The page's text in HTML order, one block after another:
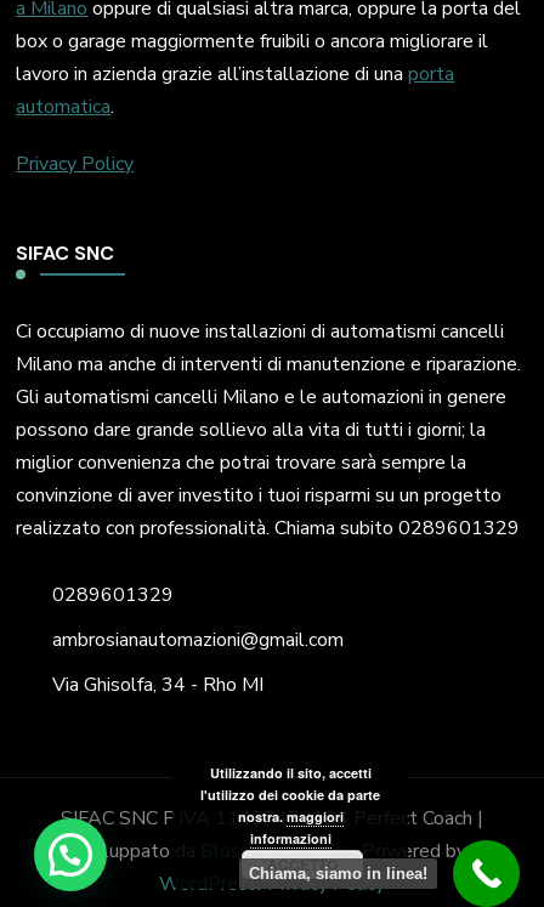
a Milano oppure di qualsiasi altra marca, oppure la porta del
box o garage maggiormente fruibili o ancora migliorare il
lavoro in azienda grazie all’installazione di unaporta
automatica.
Privacy Policy
SIFAC SNC
Ci occupiamo di nuove installazioni di automatismi cancelli
Milano ma anche di interventi di manutenzione e riparazione.
Gli automatismi cancelli Milano e le automazioni in genere
possono dare grande sollievo alla vita di tutti i giorni; la
miglior convenienza che potrai trovare sarà sempre la
convinzione di aver investito i tuoi risparmi su un progetto
realizzato con professionalità. Chiama subito 0289601329
0289601329
ambrosianautomazioni@gmail.com
Via Ghisolfa, 34 - Rho MI
SIFAC SNC P.IVA 11437470153
Perfect Coach |
Sviluppato da
Blossom Themes. Powered by
WordPress. Privacy Policy
Chiama, siamo in linea!
Utilizzando il sito, accetti
l'utilizzo dei cookie da parte
nostra. maggiori
informazioni
ACCETTO